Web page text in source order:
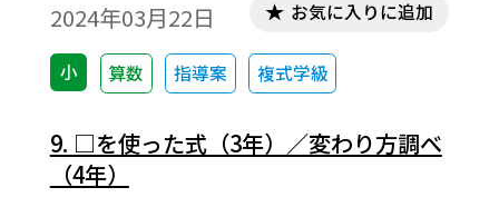
2024年03月22日
小 算数 指導案 複式学級
お気に入りに追加
9. □を使った式（3年）／変わり方調べ
（4年）